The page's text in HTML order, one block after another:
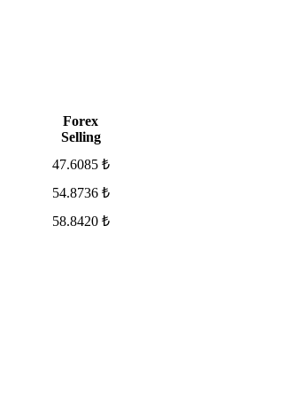
Forex
Selling
47.6085 ₺
54.8736 ₺
58.8420 ₺